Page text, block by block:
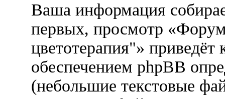
Ваша информация
первых, просмотр
цветотерапия"»
обеспечением phpBB
(небольшие текстовые